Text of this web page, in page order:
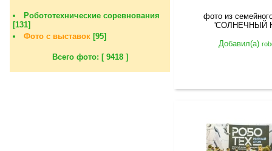
Робототехнические соревнования
[131]
Фото с выставок [95]
Всего фото: [ 9418 ]
фото из
'СОЛНЕЧНЫЙ
Добавил(а)